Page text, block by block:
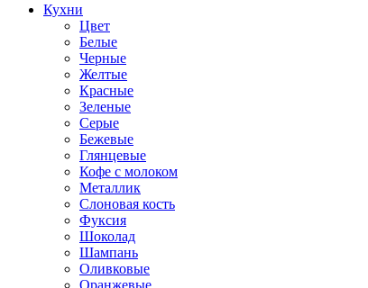
Кухни
Цвет
Белые
Черные
Желтые
Красные
Зеленые
Серые
Бежевые
Глянцевые
Кофе с молоком
Металлик
Слоновая кость
Фуксия
Шоколад
Шампань
Оливковые
Оранжевые